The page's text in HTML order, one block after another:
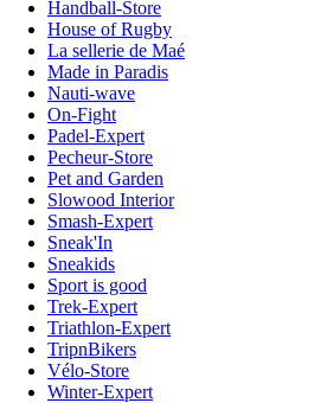
Handball-Store
House of Rugby
La sellerie de Maé
Made in Paradis
Nauti-wave
On-Fight
Padel-Expert
Pecheur-Store
Pet and Garden
Slowood Interior
Smash-Expert
Sneak'In
Sneakids
Sport is good
Trek-Expert
Triathlon-Expert
TripnBikers
Vélo-Store
Winter-Expert